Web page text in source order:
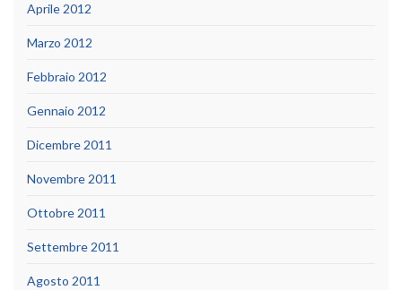
Aprile 2012
Marzo 2012
Febbraio 2012
Gennaio 2012
Dicembre 2011
Novembre 2011
Ottobre 2011
Settembre 2011
Agosto 2011